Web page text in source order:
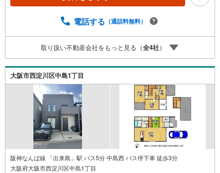
も弊社のリフォームプランナーがご提案！5.定期的にご連
門家同士が連携をとっているため、より多くの知見がござ
います。お気軽にお問合せください！
電話する （通話料無料）
取り扱い不動産会社をもっと見る（全4社）
大阪市西淀川区中島1丁目
阪神なんば線 「出来島」駅 バス5分 中島西 バス停下車 徒歩3分
大阪府大阪市西淀川区中島1丁目